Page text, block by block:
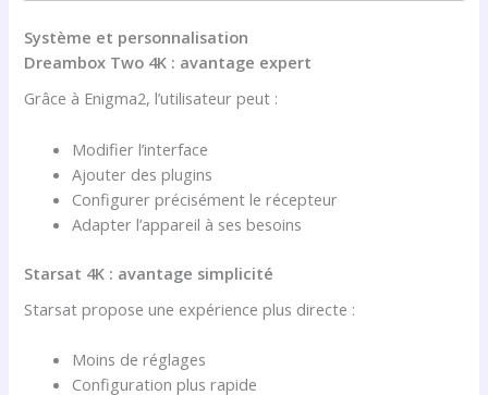
Système et personnalisation
Dreambox Two 4K : avantage expert
Grâce à Enigma2, l’utilisateur peut :
Modifier l’interface
Ajouter des plugins
Configurer précisément le récepteur
Adapter l’appareil à ses besoins
Starsat 4K : avantage simplicité
Starsat propose une expérience plus directe :
Moins de réglages
Configuration plus rapide